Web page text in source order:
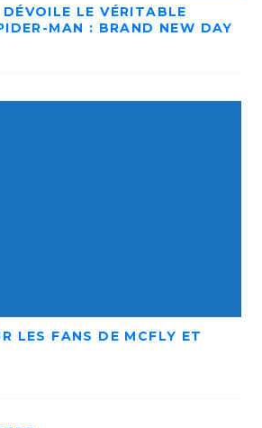
LE VÉRITABLE
MAN : BRAND NEW DAY
LES FANS DE MCFLY ET